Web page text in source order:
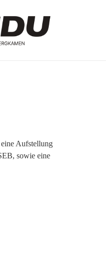
Aufstellung
sowie eine